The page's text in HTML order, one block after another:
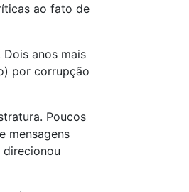
ao fato de
anos mais
por corrupção
Poucos
mensagens
direcionou